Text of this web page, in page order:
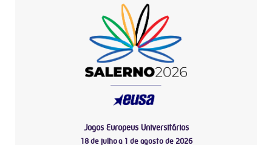
Jogos Europeus Universitários
18 de julho a 1 de agosto de 2026